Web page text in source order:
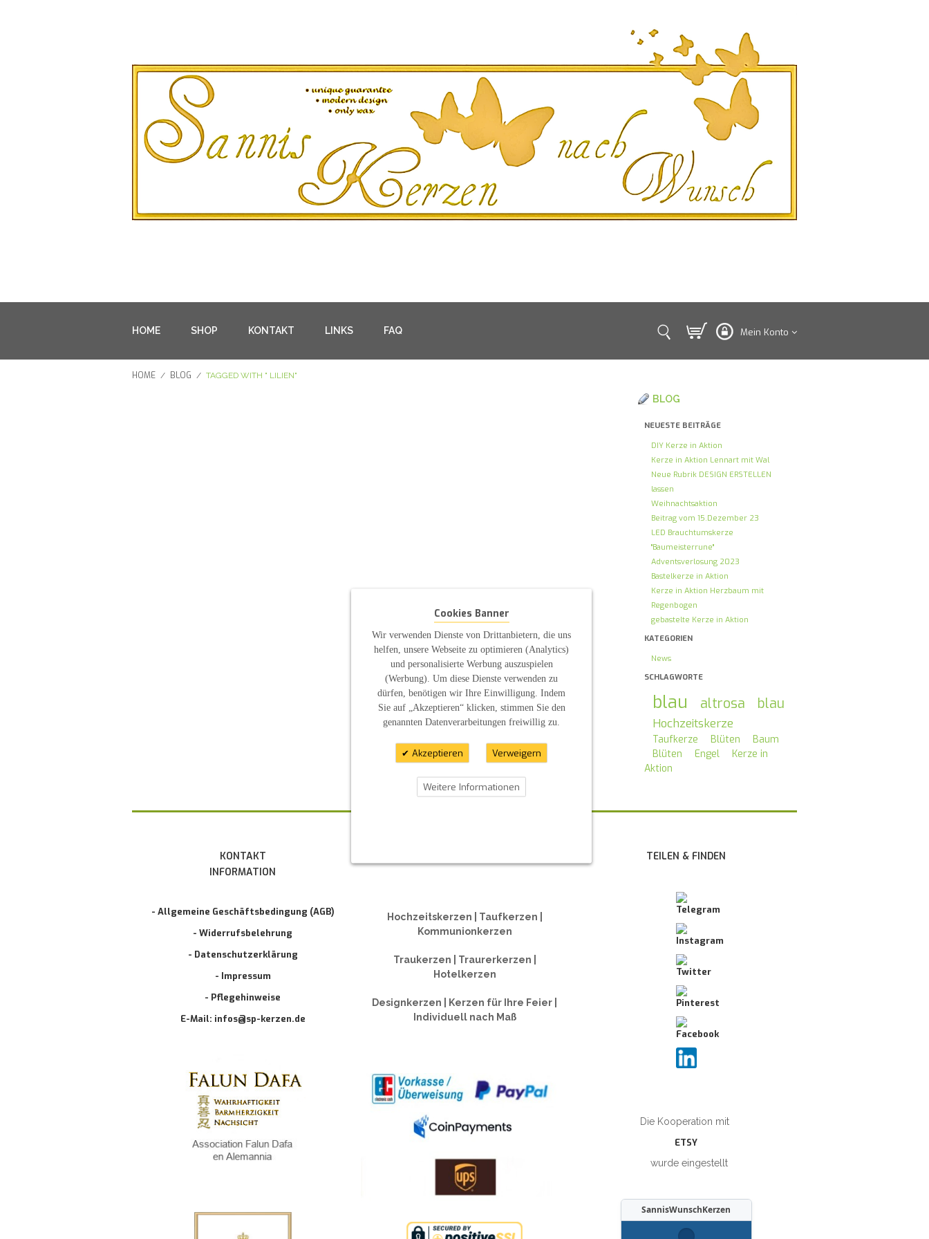
Mein Konto
HOME SHOP KONTAKT LINKS FAQ
HOME / BLOG / TAGGED WITH " LILIEN"
BLOG
NEUESTE BEITRÄGE
DIY Kerze in Aktion
Kerze in Aktion Lennart mit Wal
Neue Rubrik DESIGN ERSTELLEN
lassen
Weihnachtsaktion
Beitrag vom 15.Dezember 23
LED Brauchtumskerze
"Baumeisterrune"
Adventsverlosung 2023
Bastelkerze in Aktion
Kerze in Aktion Herzbaum mit
Regenbogen
gebastelte Kerze in Aktion
KATEGORIEN
News
SCHLAGWORTE
blau altrosa blau
Hochzeitskerze
Taufkerze Blüten
Baum
Blüten
Engel
Kerze in
Aktion
KONTAKT
INFORMATION
- Allgemeine Geschäftsbedingung (AGB)
- Widerrufsbelehrung
- Datenschutzerklärung
- Impressum
- Pflegehinweise
E-Mail: infos@sp-kerzen.de
Hochzeitskerzen | Taufkerzen |
Kommunionkerzen
Traukerzen | Traurerkerzen |
Hotelkerzen
Designkerzen | Kerzen für Ihre Feier |
Individuell nach Maß
TEILEN & FINDEN
Die Kooperation mit
ETSY
wurde eingestellt
SannisWunschKerzen
Cookies Banner
Wir verwenden Dienste von Drittanbietern, die uns
helfen, unsere Webseite zu optimieren (Analytics)
und personalisierte Werbung auszuspielen
(Werbung). Um diese Dienste verwenden zu
dürfen, benötigen wir Ihre Einwilligung. Indem
Sie auf „Akzeptieren“ klicken, stimmen Sie den
genannten Datenverarbeitungen freiwillig zu.
Akzeptieren Verweigern
Weitere Informationen